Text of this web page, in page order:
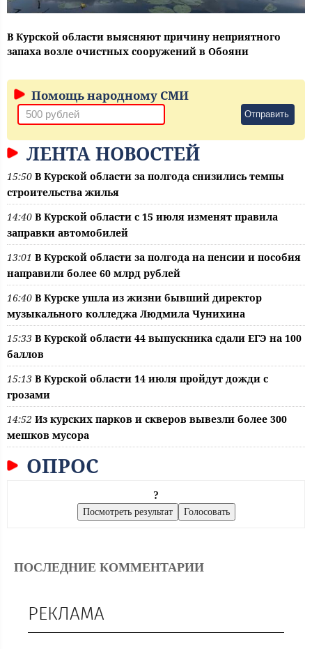
В Курской области выясняют причину неприятного
запаха возле очистных сооружений в Обояни
Помощь народному СМИ
Отправить
ЛЕНТА НОВОСТЕЙ
15:50 В Курской области за полгода снизились темпы
строительства жилья
14:40 В Курской области с 15 июля изменят правила
заправки автомобилей
13:01 В Курской области за полгода на пенсии и пособия
направили более 60 млрд рублей
16:40 В Курске ушла из жизни бывший директор
музыкального колледжа Людмила Чунихина
15:33 В Курской области 44 выпускника сдали ЕГЭ на 100
баллов
15:13 В Курской области 14 июля пройдут дожди с
грозами
14:52 Из курских парков и скверов вывезли более 300
мешков мусора
ОПРОС
?
ПОСЛЕДНИЕ КОММЕНТАРИИ
РЕКЛАМА